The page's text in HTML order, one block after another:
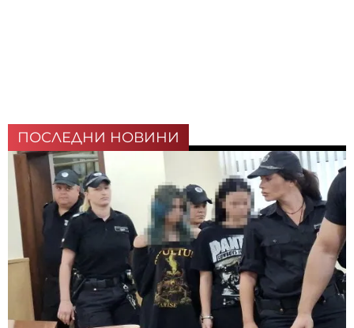
ПОСЛЕДНИ НОВИНИ